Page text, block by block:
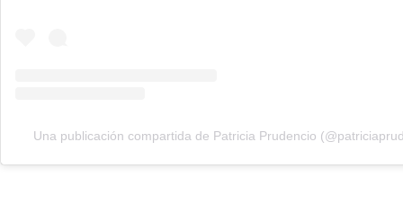
Una publicación compartida de Patricia Prudencio